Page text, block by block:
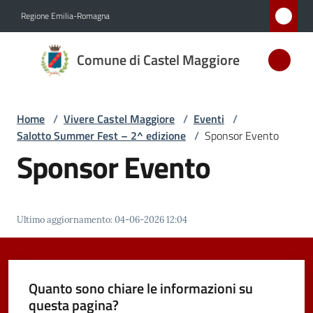
Regione Emilia-Romagna
Comune di Castel Maggiore
Comune
di Castel
D'ARGENTO
AL MERITO
Amministrazione
Novità
Servizi
Home / Vivere Castel Maggiore / Eventi /
Salotto Summer Fest – 2^ edizione / Sponsor Evento
Sponsor Evento
Ultimo aggiornamento:04-06-2026 12:04
Quanto sono chiare le informazioni su
questa pagina?